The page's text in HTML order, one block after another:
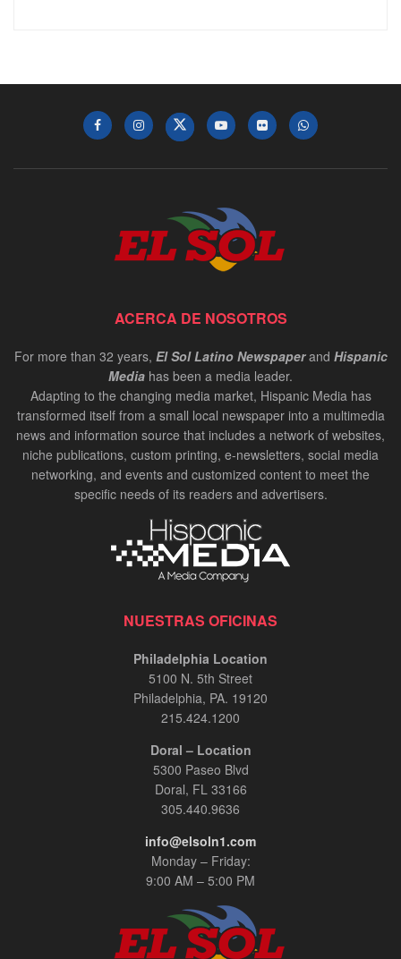
ACERCA DE NOSOTROS
For more than 32 years, El Sol Latino Newspaperand Hispanic
Media has been a media leader.
Adapting to the changing media market, Hispanic Media has
transformed itself from a small local newspaper into a multimedia
news and information source that includes a network of websites,
niche publications, custom printing, e-newsletters, social media
networking, and events and customized content to meet the
specific needs of its readers and advertisers.
NUESTRAS OFICINAS
Philadelphia Location
5100 N. 5th Street
Philadelphia, PA. 19120
215.424.1200
Doral – Location
5300 Paseo Blvd
Doral, FL 33166
305.440.9636
info@elsoln1.com
Monday – Friday:
9:00 AM – 5:00 PM